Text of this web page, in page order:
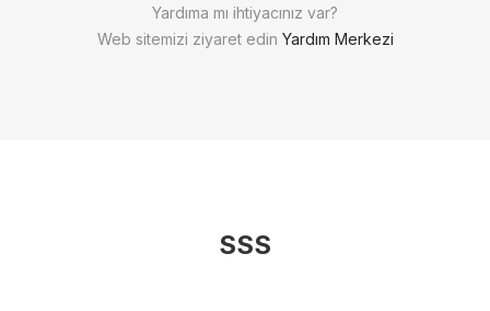
Yardıma mı ihtiyacınız var?
Web sitemizi ziyaret edin Yardım Merkezi
SSS